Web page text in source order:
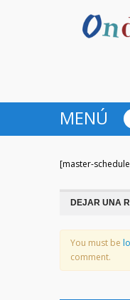
MENÚ
[master-
DEJAR UNA
You must be
comment.